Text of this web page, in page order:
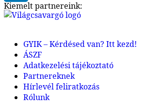
Kiemelt partnereink:
GYIK – Kérdésed van? Itt kezd!
ÁSZF
Adatkezelési tájékoztató
Partnereknek
Hírlevél feliratkozás
Rólunk